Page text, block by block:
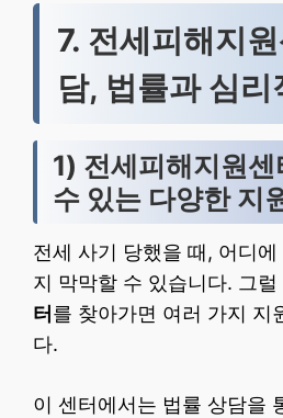
7. 전세피해지
담, 법률과 심리
1) 전세피해지원
수 있는 다양한 지
전세 사기 당했을 때, 어디
지 막막할 수 있습니다. 그럴
터 를 찾아가면 여러 가지 지
다.
이 센터에서는 법률 상담을